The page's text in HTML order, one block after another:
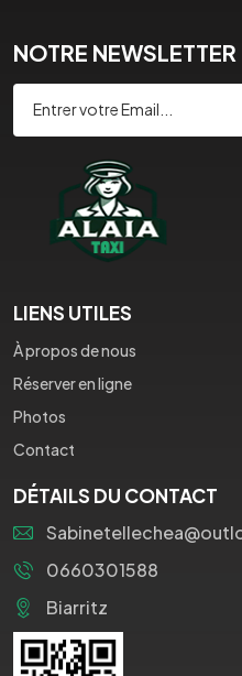
NOTRE NEWSLETTER
LIENS UTILES
À propos de nous
Réserver en ligne
Photos
Contact
DÉTAILS DU CONTACT
0660301588
Biarritz